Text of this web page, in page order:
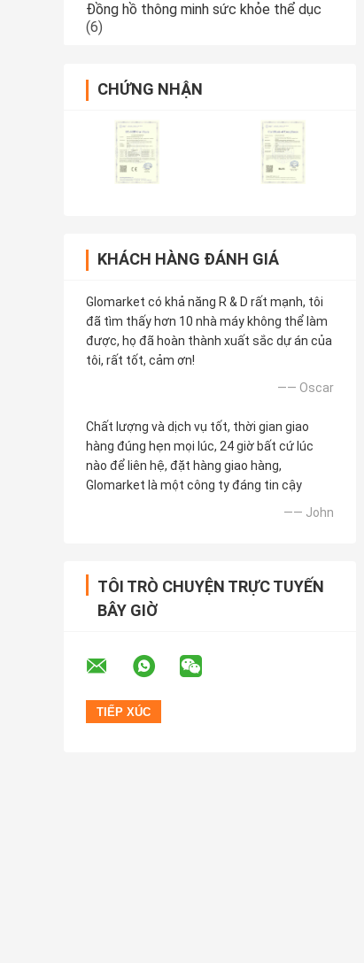
Đồng hồ thông minh sức khỏe thể dục
(6)
CHỨNG NHẬN
KHÁCH HÀNG ĐÁNH GIÁ
Glomarket có khả năng R & D rất mạnh, tôi
đã tìm thấy hơn 10 nhà máy không thể làm
được, họ đã hoàn thành xuất sắc dự án của
tôi, rất tốt, cảm ơn!
—— Oscar
Chất lượng và dịch vụ tốt, thời gian giao
hàng đúng hẹn mọi lúc, 24 giờ bất cứ lúc
nào để liên hệ, đặt hàng giao hàng,
Glomarket là một công ty đáng tin cậy
—— John
TÔI TRÒ CHUYỆN TRỰC TUYẾN
BÂY GIỜ